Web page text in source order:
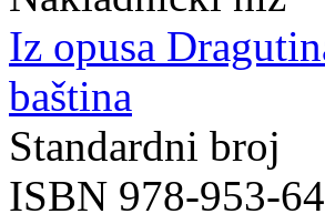
Iz opusa
baština
Standardni broj
ISBN 978-953-